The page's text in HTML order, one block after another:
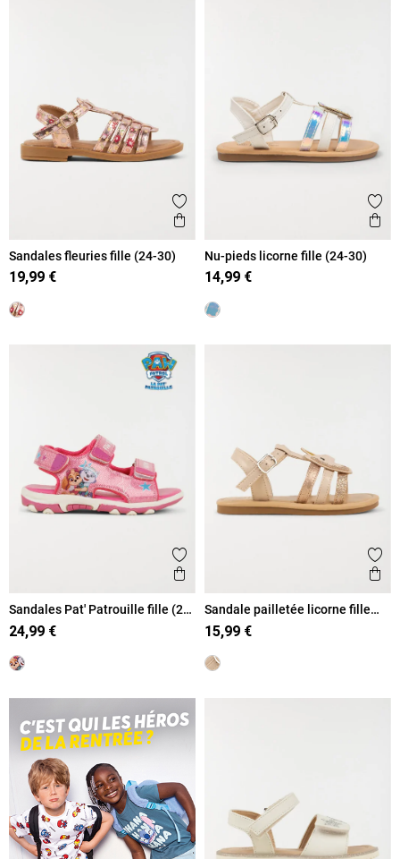
Ajouter aux favoris
Aperçu rapide
Sandales fleuries fille (24-30)
19,99 €
Nu-pieds licorne fille (24-30)
14,99 €
Ajouter aux favoris
Aperçu rapide
Sandales Pat' Patrouille fille (24-
30)
24,99 €
Sandale pailletée licorne fille
(24-30)
15,99 €